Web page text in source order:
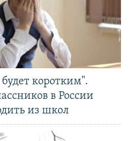
коротким".
в России
из школ